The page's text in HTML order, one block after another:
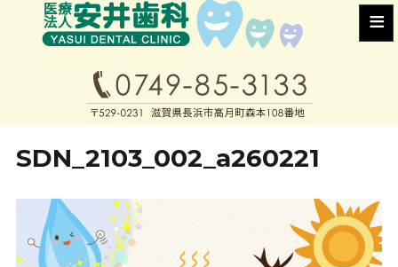
≡
SDN_2103_002_a260221